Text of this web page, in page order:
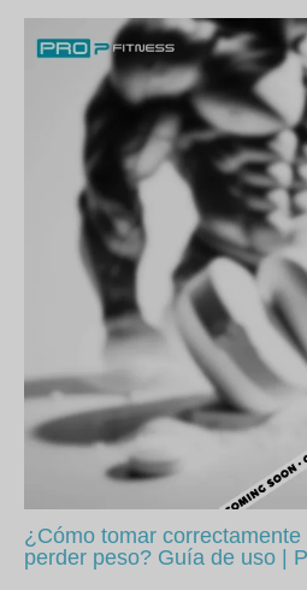
¿Cómo tomar
perder peso? Guía de uso |